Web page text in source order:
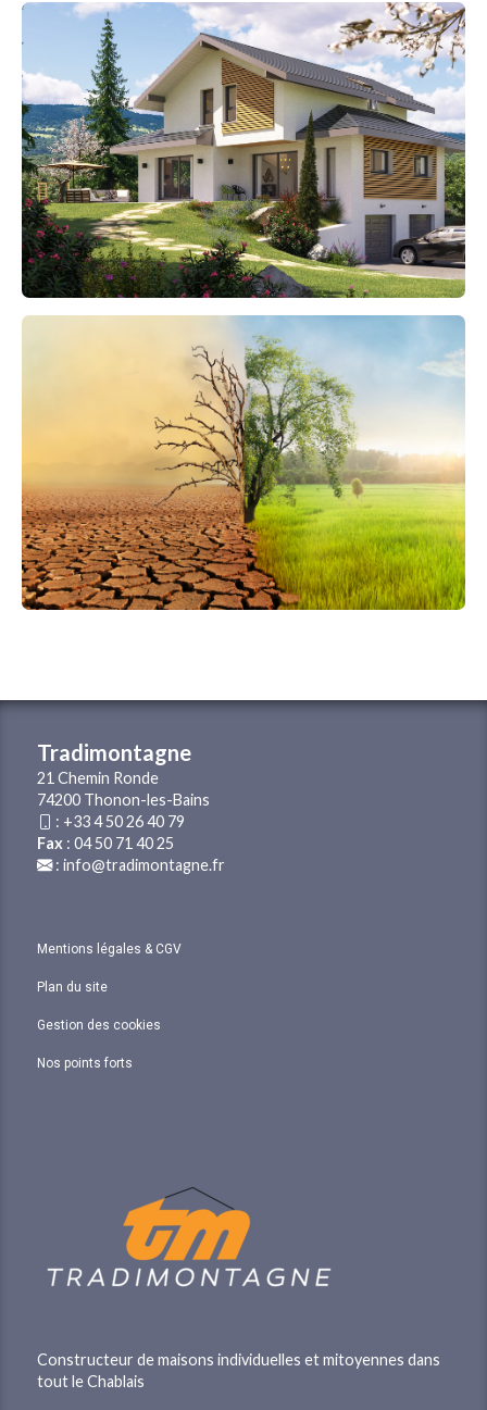
Tradimontagne
21 Chemin Ronde
74200 Thonon-les-Bains
: +33 4 50 26 40 79
Fax : 04 50 71 40 25
: info@tradimontagne.fr
Mentions légales & CGV
Plan du site
Gestion des cookies
Nos points forts
Constructeur de maisons individuelles et mitoyennes dans
tout le Chablais